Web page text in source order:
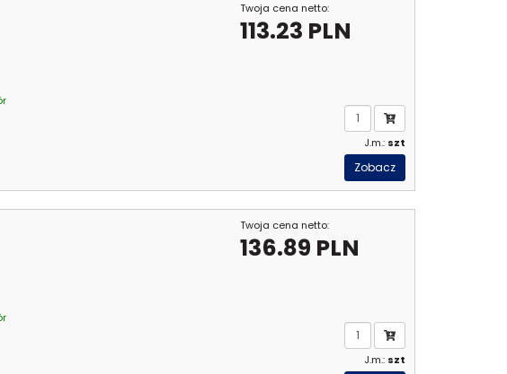
Twoja cena netto:
113.23 PLN
J.m.: szt
Zobacz
Twoja cena netto:
136.89 PLN
J.m.: szt